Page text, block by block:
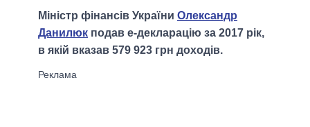
Міністр фінансів України Олександр
Данилюк подав е-декларацію за 2017 рік,
в якій вказав 579 923 грн доходів.